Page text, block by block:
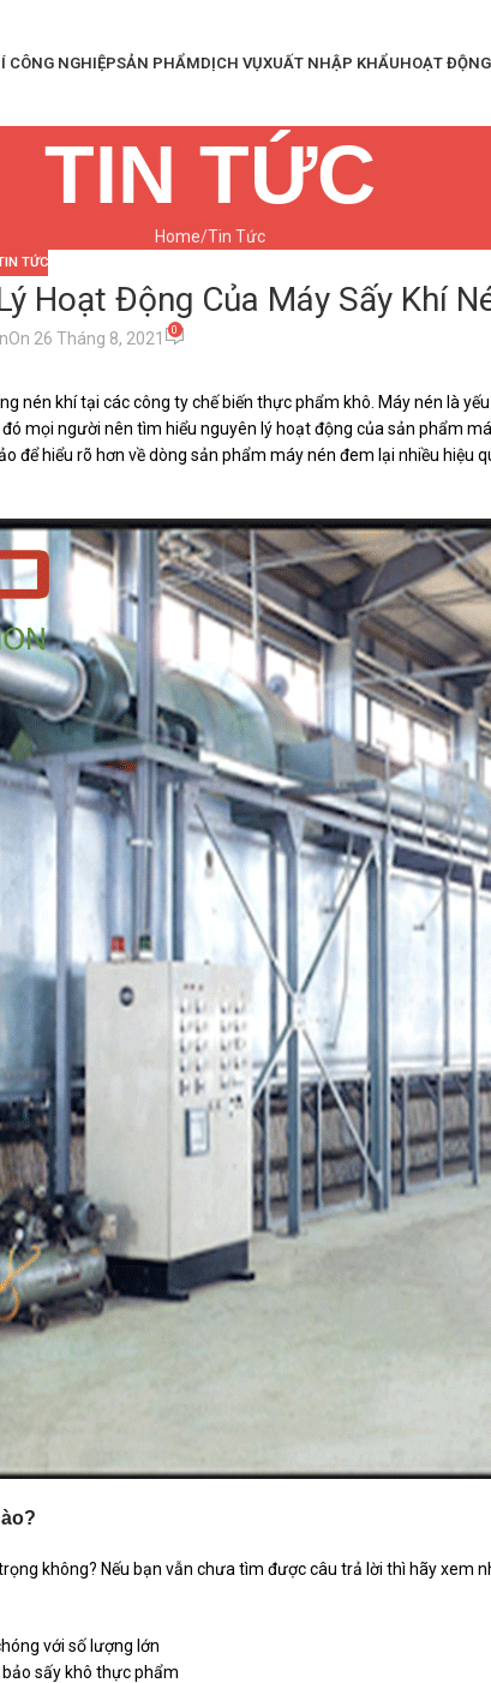
CÔNG NGHIỆPSẢN PHẨMDỊCH VỤXUẤT NHẬP KHẨUHOẠT
TIN TỨC
Home Tin Tức
TỨC
Hoạt Động Của Máy Sấy Khí
On 26 Tháng 8, 2021 0
nén khí tại các công ty chế biến thực phẩm khô. Máy nén là
mọi người nên tìm hiểu nguyên lý hoạt động của sản phẩm
để hiểu rõ hơn về dòng sản phẩm máy nén đem lại nhiều hiệu
không? Nếu bạn vẫn chưa tìm được câu trả lời thì hãy xem
với số lượng lớn
sấy khô thực phẩm